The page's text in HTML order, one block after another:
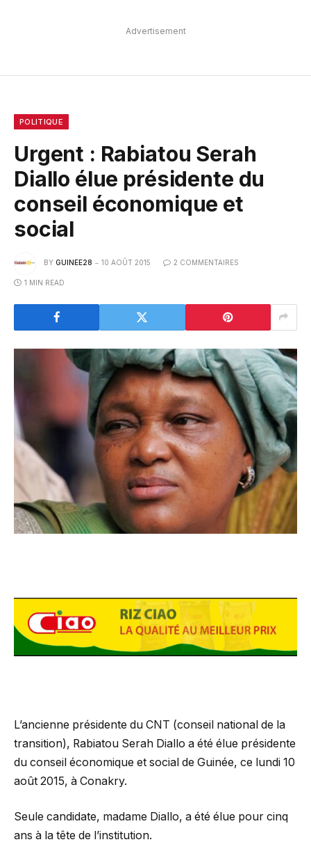
Advertisement
POLITIQUE
Urgent : Rabiatou Serah
Diallo élue présidente du
conseil économique et
social
BY GUINEE28 10 AOÛT 2015 2 COMMENTAIRES
1 MIN READ
L’ancienne présidente du CNT (conseil national de la
transition), Rabiatou Serah Diallo a été élue présidente
du conseil économique et social de Guinée, ce lundi 10
août 2015, à Conakry.
Seule candidate, madame Diallo, a été élue pour cinq
ans à la tête de l’institution.